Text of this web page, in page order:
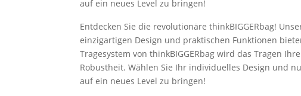
auf ein neues Level zu bringen!
Entdecken Sie die revolutionäre thinkBIGGERbag!
einzigartigen Design und praktischen Funktionen
Tragesystem von thinkBIGGERbag wird das Tragen
Robustheit. Wählen Sie Ihr individuelles Design und
auf ein neues Level zu bringen!